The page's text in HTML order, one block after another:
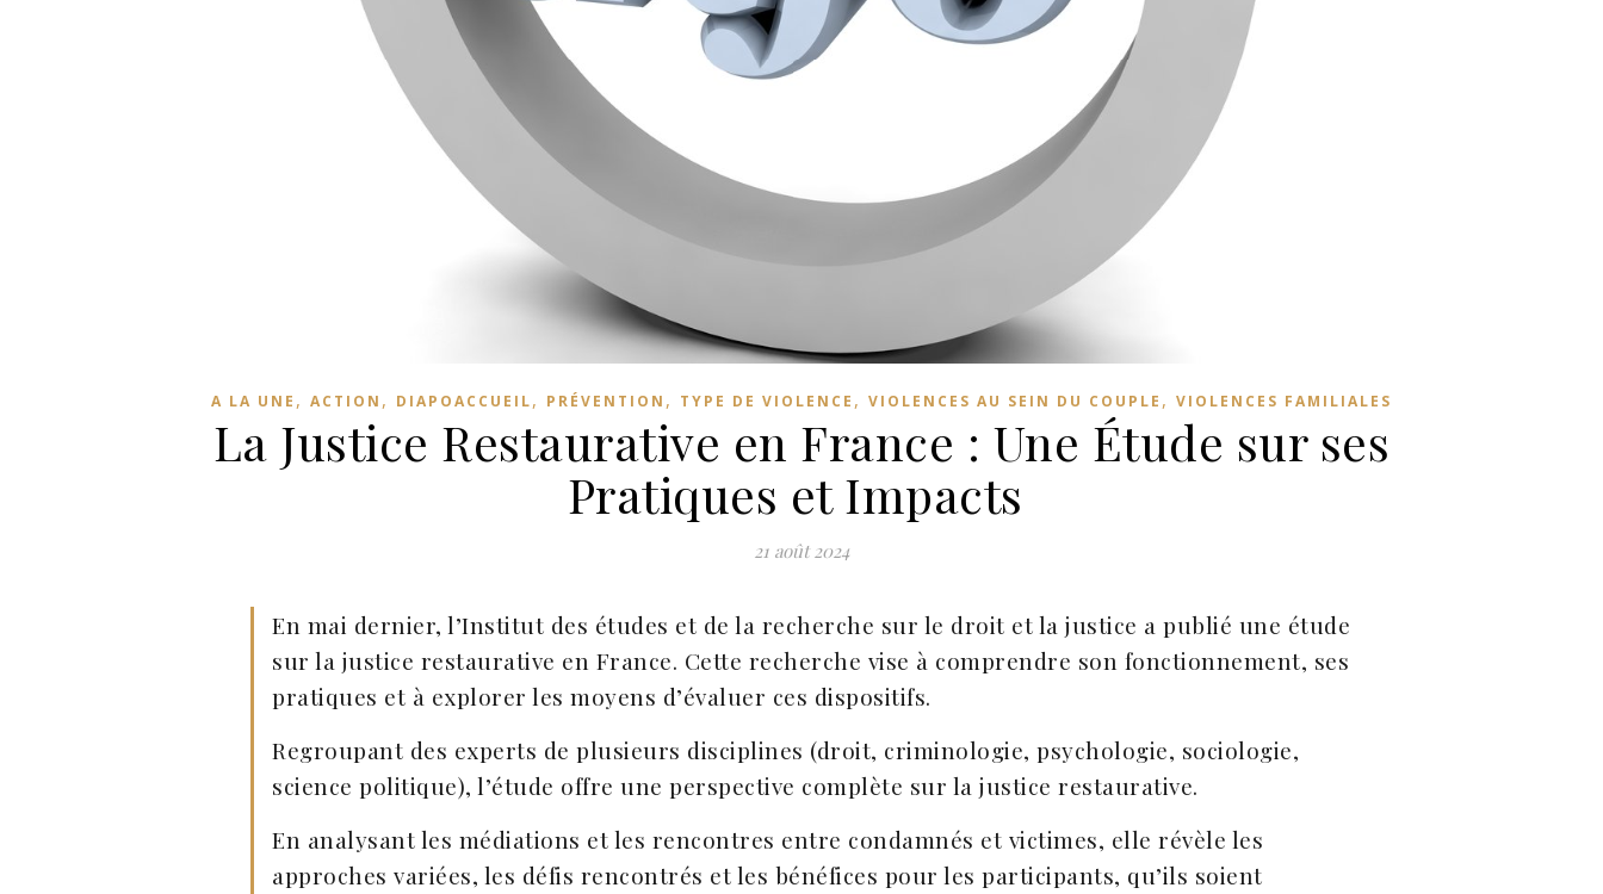
A LA UNE , ACTION , DIAPOACCUEIL, PRÉVENTION , TYPE DE VIOLENCE , VIOLENCES AU SEIN DU COUPLE , VIOLENCES FAMILIALES
La Justice Restaurative en France : Une Étude sur ses
Pratiques et Impacts
21 août 2024
En mai dernier, l’Institut des études et de la recherche sur le droit et la justice a publié une étude
sur la justice restaurative en France. Cette recherche vise à comprendre son fonctionnement, ses
pratiques et à explorer les moyens d’évaluer ces dispositifs.
Regroupant des experts de plusieurs disciplines (droit, criminologie, psychologie, sociologie,
science politique), l’étude offre une perspective complète sur la justice restaurative.
En analysant les médiations et les rencontres entre condamnés et victimes, elle révèle les
approches variées, les défis rencontrés et les bénéfices pour les participants, qu’ils soient